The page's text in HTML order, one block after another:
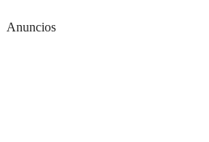
Anuncios